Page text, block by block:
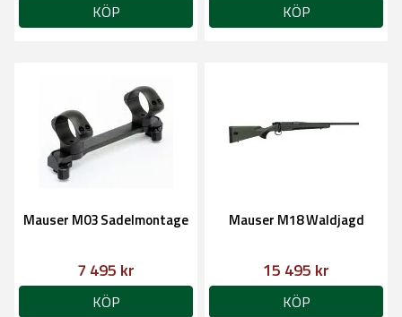
KÖP KÖP
Mauser M03 Sadelmontage
7 495 kr
KÖP
Mauser M18 Waldjagd
15 495 kr
KÖP